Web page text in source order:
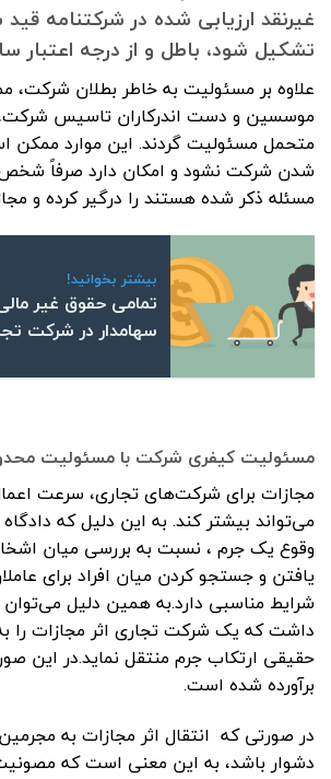
غیرنقد ارزیابی شده در شرکتنامه
تشکیل شود، باطل و از درجه اعتبار
علاوه بر مسئولیت به خاطر بطلان
موسسین و دست اندرکاران تاسیس شرکت،
متحمل مسئولیت گردند. این موارد ممکن
شدن شرکت نشود و امکان دارد صرفاً شخص
مسئله ذکر شده هستند را درگیر کرده و
بیشتر بخوانید!
تمامی حقوق غیر
سهامدار در شرکت
مسئولیت کیفری شرکت با مسئولیت
مجازات برای شرکت‌های تجاری، سرعت
می‌تواند بیشتر کند. به این دلیل که
وقوع یک جرم ، نسبت به بررسی میان
یافتن و جستجو کردن میان افراد برای
شرایط مناسبی دارد.به همین دلیل می‌توان
داشت که یک شرکت تجاری اثر مجازات را
حقیقی ارتکاب جرم منتقل نماید.در این
برآورده شده است.
در صورتی که انتقال اثر مجازات به
دشوار باشد، به این معنی است که